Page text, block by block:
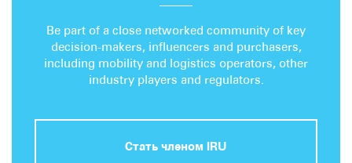
Be part of a close networked community of key
decision-makers, influencers and purchasers,
including mobility and logistics operators, other
industry players and regulators.
Стать членом IRU